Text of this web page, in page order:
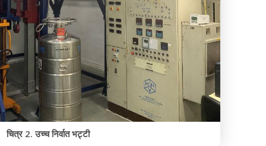
चित्र 2. उच्च निर्वात भट्टी